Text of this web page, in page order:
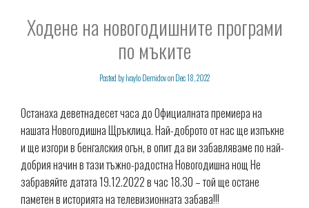
Ходене на новогодишните програми
по мъките
Posted byIvaylo DemidovonDec 18, 2022
Останаха деветнадесет часа до Официалната премиера на
нашата Новогодишна Щръклица. Най-доброто от нас ще изпъкне
и ще изгори в бенгалския огън, в опит да ви забавляваме по най-
добрия начин в тази тъжно-радостна Новогодишна нощ Не
забравяйте датата 19.12.2022 в час 18.30 – той ще остане
паметен в историята на телевизионната забава!!!